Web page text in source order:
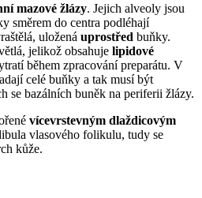
mazové žlázy. Jejich alveoly jsou
směrem do centra podléhají
uložená uprostřed buňky.
jelikož obsahuje lipidové
během zpracování preparátu. V
celé buňky a tak musí být
se bazálních buněk na periferii žlázy.
vícevrstevným dlaždicovým
vlasového folikulu, tudy se
kůže.